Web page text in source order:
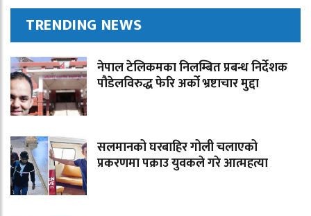
TRENDING NEWS
नेपाल टेलिकमका निलम्बित प्रबन्ध निर्देशक
पौडेलविरुद्ध फेरि अर्को भ्रष्टाचार मुद्दा
सलमानको घरबाहिर गोली चलाएको
प्रकरणमा पक्राउ युवकले गरे आत्महत्या